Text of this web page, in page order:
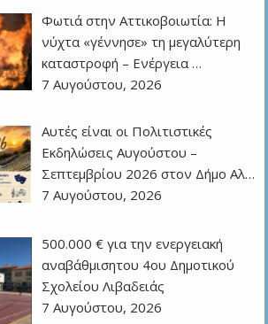
Φωτιά στην Αττικοβοιωτία: Η
νύχτα «γέννησε» τη μεγαλύτερη
καταστροφή – Ενέργεια …
7 Αυγούστου, 2026
Αυτές είναι οι Πολιτιστικές
Εκδηλώσεις Αυγούστου –
Σεπτεμβρίου 2026 στον Δήμο Αλ…
7 Αυγούστου, 2026
500.000 € για την ενεργειακή
αναβάθμισητου 4ου Δημοτικού
Σχολείου Λιβαδειάς
7 Αυγούστου, 2026